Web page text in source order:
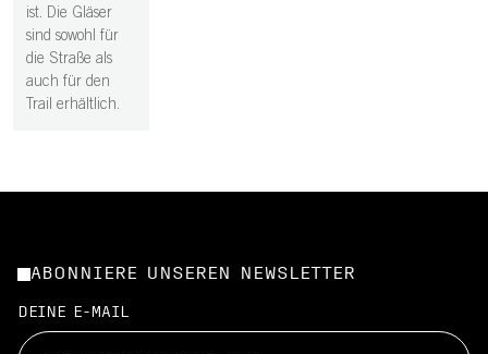
ist. Die Gläser
sind sowohl für
die Straße als
auch für den
Trail erhältlich.
ABONNIERE UNSEREN NEWSLETTER
DEINE E-MAIL